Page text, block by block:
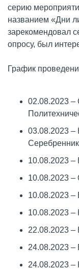
серию
названием «Дни
зарекомендовал
опросу, был
График
02.08.2023 –
03.08.2023 –
10.08.2023 –
10.08.2023 –
10.08.2023 –
10.08.2023 –
22.08.2023 –
24.08.2023 –
24.08.2023 –